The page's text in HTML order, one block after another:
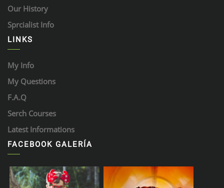
Our History
Sprcialist Info
LINKS
My Info
My Questions
F.A.Q
Serch Courses
Latest Informations
FACEBOOK GALERÍA